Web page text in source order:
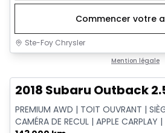
Commencer votre
Ste-Foy Chrysler
Mention légale
2018 Subaru Outback
PREMIUM AWD | TOIT OUVRANT |
CAMÉRA DE RECUL | APPLE CARPLAY